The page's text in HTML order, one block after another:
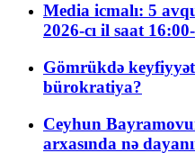
Media icmalı: 5
2026-cı il saat
Gömrükdə
bürokratiya?
Ceyhun
arxasında nə